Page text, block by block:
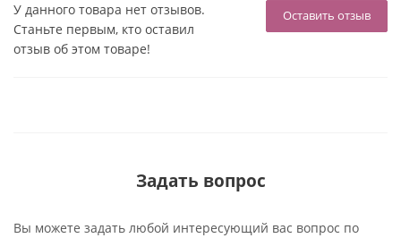
Оставить отзыв
У данного товара нет отзывов.
Станьте первым, кто оставил
отзыв об этом товаре!
Задать вопрос
Вы можете задать любой интересующий вас вопрос по